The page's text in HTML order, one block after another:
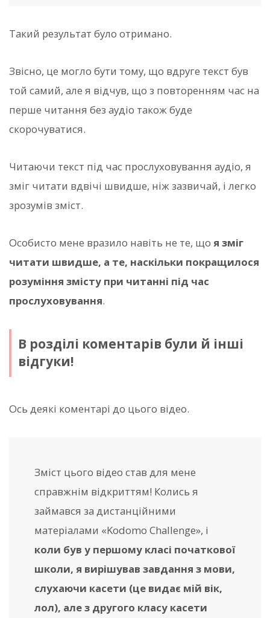
Такий результат було отримано.
Звісно, це могло бути тому, що вдруге текст був
той самий, але я відчув, що з повторенням час на
перше читання без аудіо також буде
скорочуватися.
Читаючи текст під час прослуховування аудіо, я
зміг читати вдвічі швидше, ніж зазвичай, і легко
зрозумів зміст.
Особисто мене вразило навіть не те, що я зміг
читати швидше, а те, наскільки покращилося
розуміння змісту при читанні під час
прослуховування.
В розділі коментарів були й інші
відгуки!
Ось деякі коментарі до цього відео.
Зміст цього відео став для мене
справжнім відкриттям! Колись я
займався за дистанційними
матеріалами «Kodomo Challenge», і
коли був у першому класі початкової
школи, я вирішував завдання з мови,
слухаючи касети (це видає мій вік,
лол), але з другого класу касети